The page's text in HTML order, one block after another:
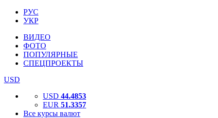
РУС
УКР
ВИДЕО
ФОТО
ПОПУЛЯРНЫЕ
СПЕЦПРОЕКТЫ
USD
USD 44.4853
EUR 51.3357
Все курсы валют